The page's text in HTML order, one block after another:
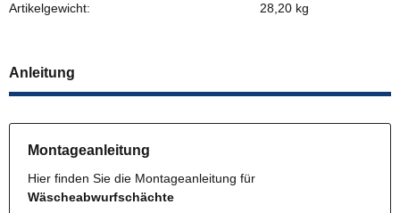
Artikelgewicht:
28,20 kg
Anleitung
Montageanleitung
Hier finden Sie die Montageanleitung für
Wäscheabwurfschächte